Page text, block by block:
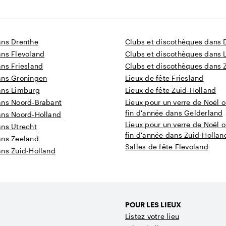
Drenthe
Flevoland
Friesland
Groningen
Limburg
Noord-Brabant
Noord-Holland
Utrecht
Zeeland
Zuid-Holland
Clubs et discothèques dans
Clubs et discothèques dans
Clubs et discothèques dans
Lieux de fête Friesland
Lieux de fête Zuid-Holland
Lieux pour un verre de Noël
fin d'année dans Gelderland
Lieux pour un verre de Noël
fin d'année dans Zuid-
Salles de fête Flevoland
POUR LES LIEUX
Listez votre lieu